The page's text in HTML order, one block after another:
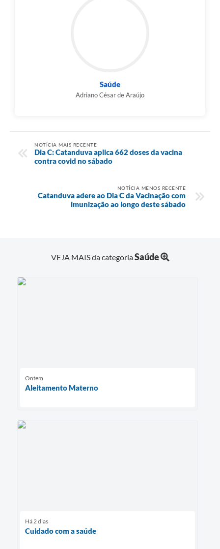
Saúde
Adriano César de Araújo
NOTÍCIA MAIS RECENTE
Dia C: Catanduva aplica 662 doses da vacina
contra covid no sábado
NOTÍCIA MENOS RECENTE
Catanduva adere ao Dia C da Vacinação com
imunização ao longo deste sábado
VEJA MAIS da categoriaSaúde
Ontem
Aleitamento Materno
Há 2 dias
Cuidado com a saúde